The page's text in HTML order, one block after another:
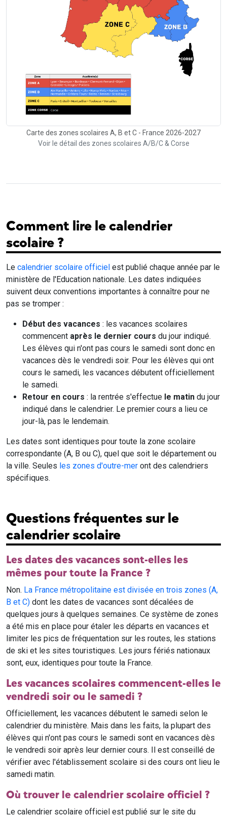
Carte des zones scolaires A, B et C - France 2026-2027
Voir le détail des zones scolaires A/B/C & Corse
Comment lire le calendrier
scolaire ?
Le calendrier scolaire officiel est publié chaque année par le
ministère de l'Education nationale. Les dates indiquées
suivent deux conventions importantes à connaître pour ne
pas se tromper :
Début des vacances : les vacances scolaires
commencent après le dernier cours du jour indiqué.
Les élèves qui n'ont pas cours le samedi sont donc en
vacances dès le vendredi soir. Pour les élèves qui ont
cours le samedi, les vacances débutent officiellement
le samedi.
Retour en cours : la rentrée s'effectue le matin du jour
indiqué dans le calendrier. Le premier cours a lieu ce
jour-là, pas le lendemain.
Les dates sont identiques pour toute la zone scolaire
correspondante (A, B ou C), quel que soit le département ou
la ville. Seules les zones d'outre-mer ont des calendriers
spécifiques.
Questions fréquentes sur le
calendrier scolaire
Les dates des vacances sont-elles les
mêmes pour toute la France ?
Non. La France métropolitaine est divisée en trois zones (A,
B et C) dont les dates de vacances sont décalées de
quelques jours à quelques semaines. Ce système de zones
a été mis en place pour étaler les départs en vacances et
limiter les pics de fréquentation sur les routes, les stations
de ski et les sites touristiques. Les jours fériés nationaux
sont, eux, identiques pour toute la France.
Les vacances scolaires commencent-elles le
vendredi soir ou le samedi ?
Officiellement, les vacances débutent le samedi selon le
calendrier du ministère. Mais dans les faits, la plupart des
élèves qui n'ont pas cours le samedi sont en vacances dès
le vendredi soir après leur dernier cours. Il est conseillé de
vérifier avec l'établissement scolaire si des cours ont lieu le
samedi matin.
Où trouver le calendrier scolaire officiel ?
Le calendrier scolaire officiel est publié sur le site du